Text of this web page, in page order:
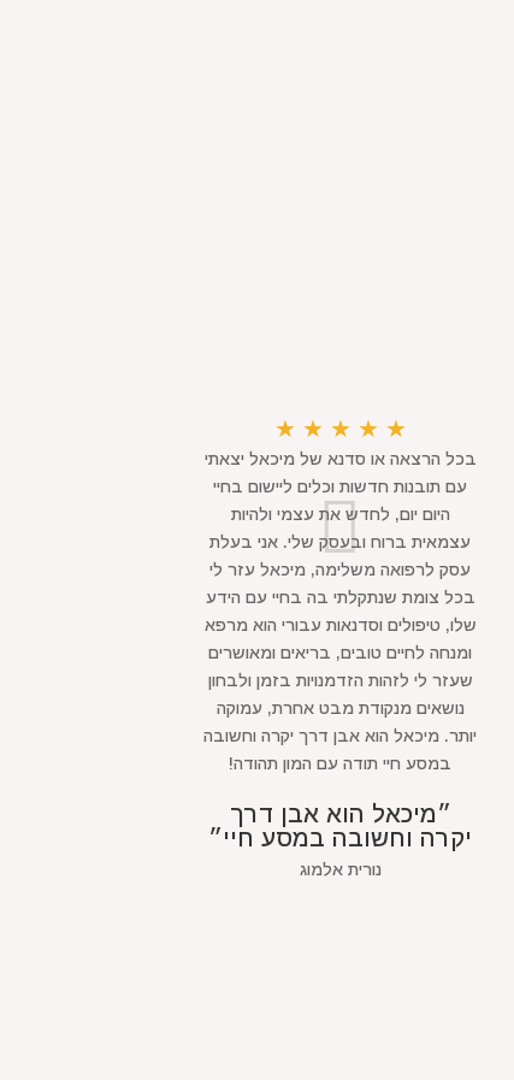
★
★
★
★
★
בכל הרצאה או סדנא של מיכאל יצאתי
עם תובנות חדשות וכלים ליישום בחיי
היום יום, לחדש את עצמי ולהיות
עצמאית ברוח ובעסק שלי. אני בעלת
עסק לרפואה משלימה, מיכאל עזר לי
בכל צומת שנתקלתי בה בחיי עם הידע
שלו, טיפולים וסדנאות עבורי הוא מרפא
ומנחה לחיים טובים, בריאים ומאושרים
שעזר לי לזהות הזדמנויות בזמן ולבחון
נושאים מנקודת מבט אחרת, עמוקה
יותר. מיכאל הוא אבן דרך יקרה וחשובה
במסע חיי תודה עם המון תהודה!
״מיכאל הוא אבן דרך
יקרה וחשובה במסע חיי״
נורית אלמוג